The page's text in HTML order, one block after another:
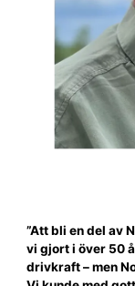
”Att bli en del av
vi gjort i över 50
drivkraft – men